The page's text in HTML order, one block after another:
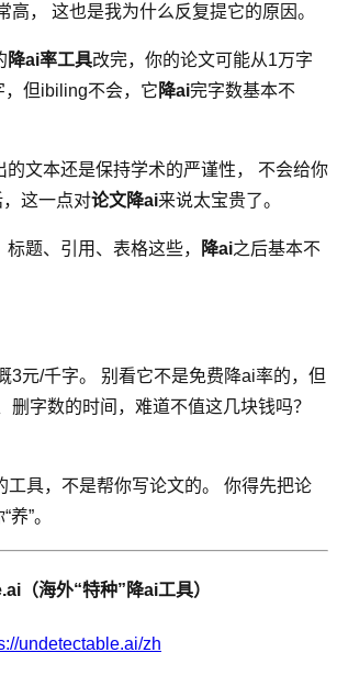
高， 这也是我为什么反复提它的原因。
降ai率工具改完，你的论文可能从1万字
，但ibiling不会，它 降ai完字数基本不
的文本还是保持学术的严谨性， 不会给你
这一点对论文降ai来说太宝贵了。
标题、引用、表格这些， 降ai之后基本不
3元/千字。 别看它不是免费降ai率的，但
删字数的时间，难道不值这几块钱吗？
工具，不是帮你写论文的。 你得先把论
”。
（海外“特种” 降ai工具）
undetectable.ai/zh